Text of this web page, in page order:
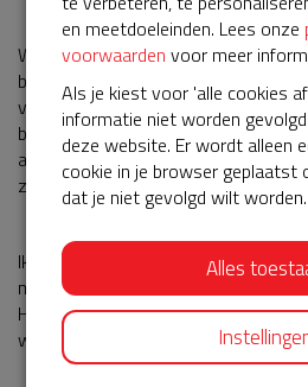
van uw beroep
Wilt u graag burgerhulpverlener
bezit van een reanimatie certificaat?
verschillende instanties in de
basis cursus reanimeren
aan verbonden. Soms kunt u deze
zorgverzekeraar. Dit ligt aan de polis
Ik wil nogmaals iedereen bedanken
mag deze actie altijd delen met uw
Hopelijk halen we het volledige
weer 5 jaar genieten van de mooie
en meetdoeleinden. Lees onze
voorwaarden voor meer
Als je kiest voor 'alle cookies
informatie niet worden
deze website. Er wordt alleen
cookie in je browser geplaatst
dat je niet gevolgd wilt worden.
Alles